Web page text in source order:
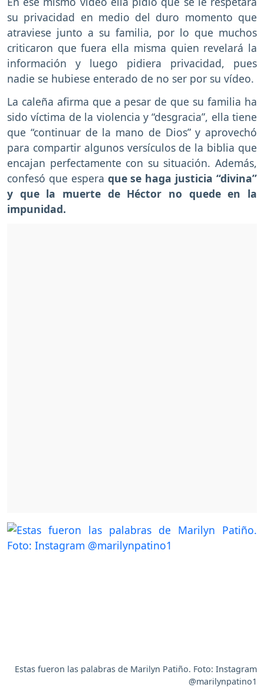
su privacidad en medio del duro momento que
atraviese junto a su familia, por lo que muchos
criticaron que fuera ella misma quien revelará la
información y luego pidiera privacidad, pues
nadie se hubiese enterado de no ser por su vídeo.
La caleña afirma que a pesar de que su familia ha
sido víctima de la violencia y “desgracia”, ella tiene
que “continuar de la mano de Dios” y aprovechó
para compartir algunos versículos de la biblia que
encajan perfectamente con su situación. Además,
confesó que espera que se haga justicia “divina”
y que la muerte de Héctor no quede en la
impunidad.
Estas fueron las palabras de Marilyn Patiño. Foto: Instagram
@marilynpatino1